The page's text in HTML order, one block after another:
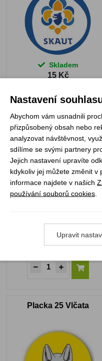
Skladem
15 Kč
Placka 25 skaut logo
Skladem
15 Kč
Placka 25 Vlčata
Nastavení
Abychom vám usnadnili
přizpůsobený obsah nebo
analyzovat návštěvnost,
sdílíme se svými partnery
Jejich nastavení upravíte
kdykoliv jej můžete změnit v
informace najdete v našich
používání souborů cookies
Upravit